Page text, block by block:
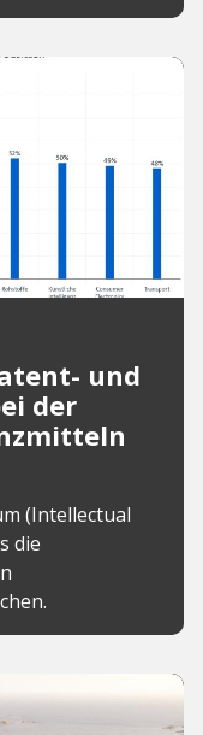
und
der
(Intellectual
die